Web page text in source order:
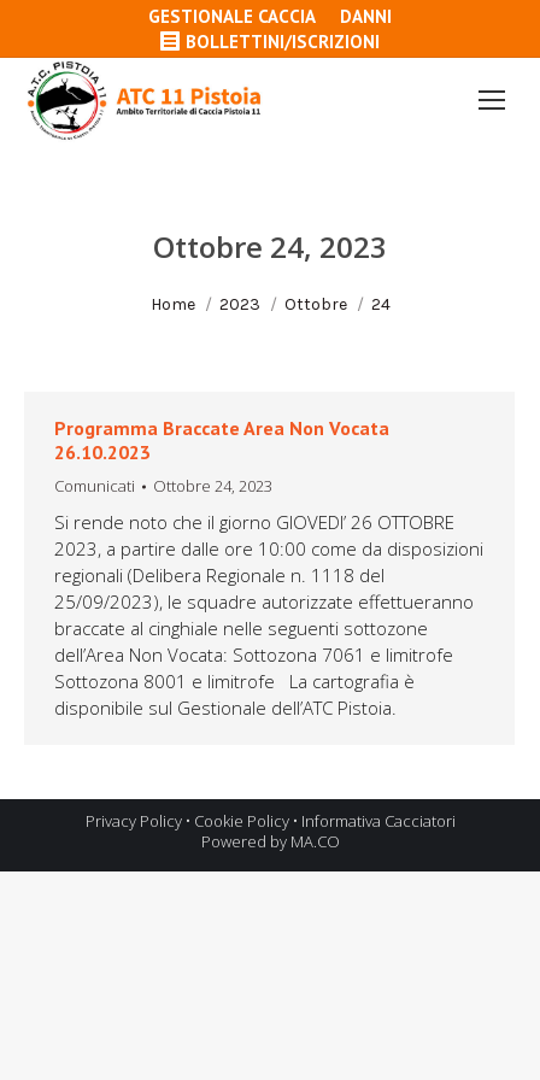
GESTIONALE CACCIA
DANNI
BOLLETTINI/ISCRIZIONI
Ottobre 24, 2023
Tu sei qui:
Home 2023 Ottobre 24
Programma Braccate Area Non Vocata
26.10.2023
Comunicati Ottobre 24, 2023
Si rende noto che il giorno GIOVEDI’ 26 OTTOBRE
2023, a partire dalle ore 10:00 come da disposizioni
regionali (Delibera Regionale n. 1118 del
25/09/2023), le squadre autorizzate effettueranno
braccate al cinghiale nelle seguenti sottozone
dell’Area Non Vocata: Sottozona 7061 e limitrofe
Sottozona 8001 e limitrofe La cartografia è
disponibile sul Gestionale dell’ATC Pistoia.
Privacy Policy• Cookie Policy• Informativa Cacciatori
Powered by MA.CO